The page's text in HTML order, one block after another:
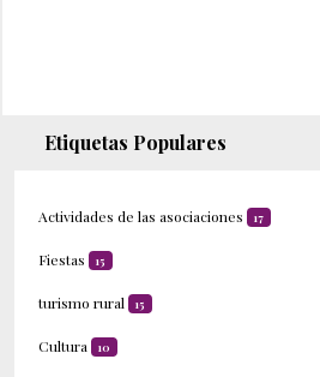
Etiquetas Populares
Actividades de las asociaciones 17
Fiestas 15
turismo rural 15
Cultura 10